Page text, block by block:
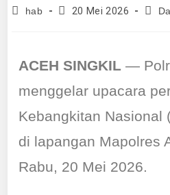
hab 20 Mei 2026
ACEH SINGKIL —
menggelar upacara
Kebangkitan Nasional
di lapangan Mapolres
Rabu, 20 Mei 2026.